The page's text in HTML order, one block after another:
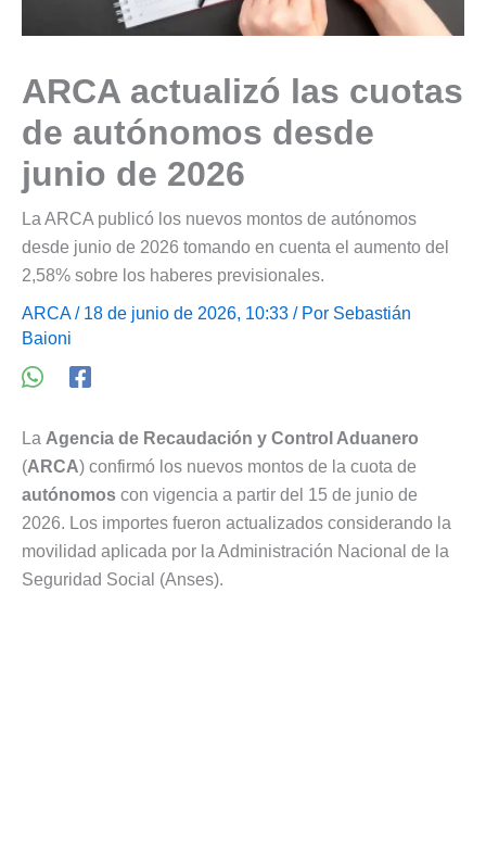
ARCA actualizó las cuotas
de autónomos desde
junio de 2026
La ARCA publicó los nuevos montos de autónomos
desde junio de 2026 tomando en cuenta el aumento del
2,58% sobre los haberes previsionales.
ARCA/ 18 de junio de 2026, 10:33 / Por Sebastián
Baioni
La Agencia de Recaudación y Control Aduanero
(ARCA) confirmó los nuevos montos de la cuota de
autónomos con vigencia a partir del 15 de junio de
2026. Los importes fueron actualizados considerando la
movilidad aplicada por la Administración Nacional de la
Seguridad Social (Anses).